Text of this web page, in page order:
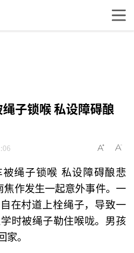
子锁喉 私设障碍酿
绳子锁喉 私设障碍酿悲
作发生一起意外事件。一
在村道上栓绳子，导致一
时被绳子勒住喉咙。男孩
。